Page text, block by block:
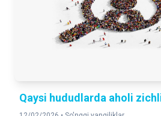
Qaysi hududlarda aholi